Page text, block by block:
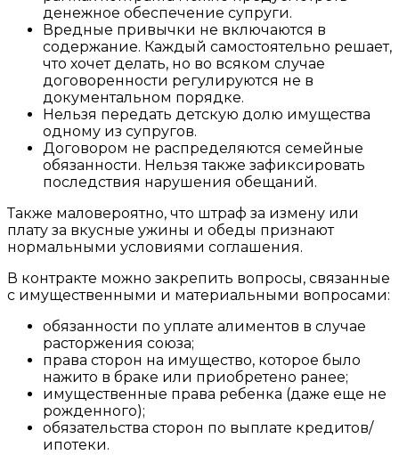
денежное обеспечение супруги.
Вредные привычки не включаются в
содержание. Каждый самостоятельно решает,
что хочет делать, но во всяком случае
договоренности регулируются не в
документальном порядке.
Нельзя передать детскую долю имущества
одному из супругов.
Договором не распределяются семейные
обязанности. Нельзя также зафиксировать
последствия нарушения обещаний.
Также маловероятно, что штраф за измену или
плату за вкусные ужины и обеды признают
нормальными условиями соглашения.
В контракте можно закрепить вопросы, связанные
с имущественными и материальными вопросами:
обязанности по уплате алиментов в случае
расторжения союза;
права сторон на имущество, которое было
нажито в браке или приобретено ранее;
имущественные права ребенка (даже еще не
рожденного);
обязательства сторон по выплате кредитов/
ипотеки.